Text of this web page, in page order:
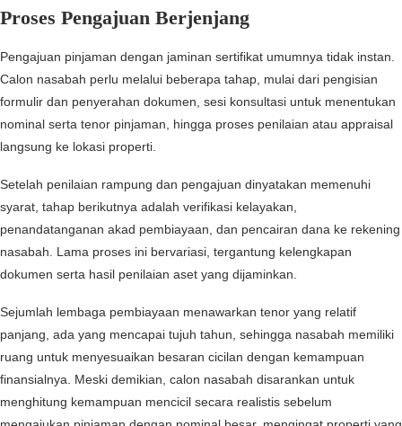
Proses Pengajuan Berjenjang
Pengajuan pinjaman dengan jaminan sertifikat umumnya tidak instan.
Calon nasabah perlu melalui beberapa tahap, mulai dari pengisian
formulir dan penyerahan dokumen, sesi konsultasi untuk menentukan
nominal serta tenor pinjaman, hingga proses penilaian atau appraisal
langsung ke lokasi properti.
Setelah penilaian rampung dan pengajuan dinyatakan memenuhi
syarat, tahap berikutnya adalah verifikasi kelayakan,
penandatanganan akad pembiayaan, dan pencairan dana ke rekening
nasabah. Lama proses ini bervariasi, tergantung kelengkapan
dokumen serta hasil penilaian aset yang dijaminkan.
Sejumlah lembaga pembiayaan menawarkan tenor yang relatif
panjang, ada yang mencapai tujuh tahun, sehingga nasabah memiliki
ruang untuk menyesuaikan besaran cicilan dengan kemampuan
finansialnya. Meski demikian, calon nasabah disarankan untuk
menghitung kemampuan mencicil secara realistis sebelum